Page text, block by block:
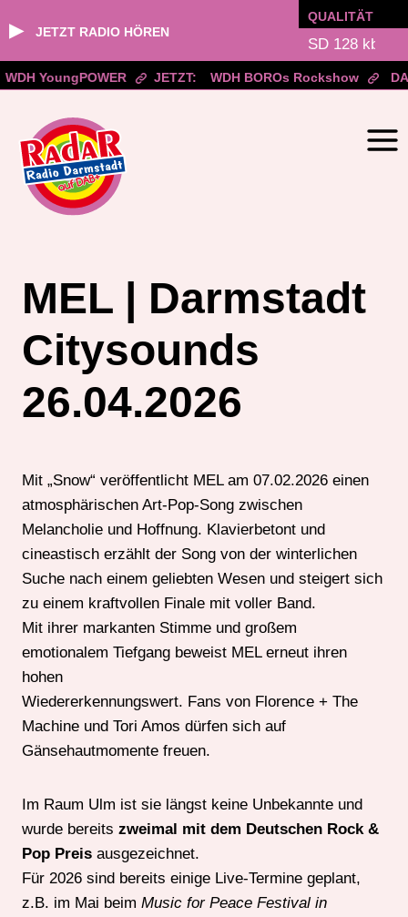
▶ JETZT RADIO HÖREN
QUALITÄT
WDH YoungPOWER JETZT: WDH BOROs Rockshow
springen
MEL | Darmstadt
Citysounds
26.04.2026
Mit „Snow“ veröffentlicht MEL am 07.02.2026 einen
atmosphärischen Art-Pop-Song zwischen
Melancholie und Hoffnung. Klavierbetont und
cineastisch erzählt der Song von der winterlichen
Suche nach einem geliebten Wesen und steigert sich
zu einem kraftvollen Finale mit voller Band.
Mit ihrer markanten Stimme und großem
emotionalem Tiefgang beweist MEL erneut ihren
hohen
Wiedererkennungswert. Fans von Florence + The
Machine und Tori Amos dürfen sich auf
Gänsehautmomente freuen.
Im Raum Ulm ist sie längst keine Unbekannte und
wurde bereits zweimal mit dem Deutschen Rock &
Pop Preis ausgezeichnet.
Für 2026 sind bereits einige Live-Termine geplant,
z.B. im Mai beim Music for Peace Festival in